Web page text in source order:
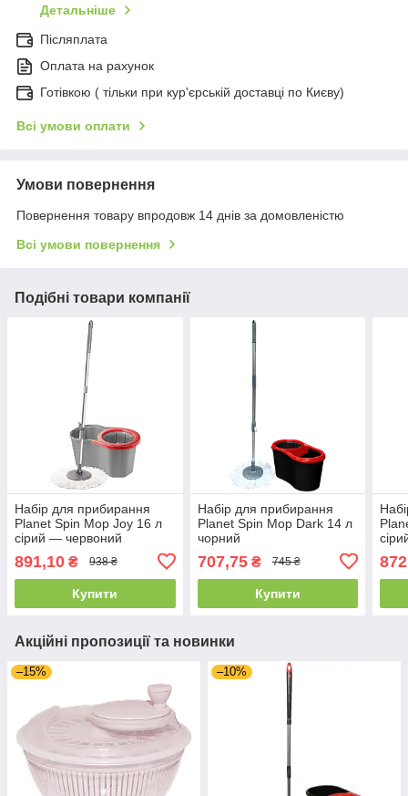
Детальніше
Післяплата
Оплата на рахунок
Готівкою ( тільки при кур'єрській доставці по Києву)
Всі умови оплати
Умови повернення
Повернення товару впродовж 14 днів за домовленістю
Всі умови повернення
Подібні товари компанії
Набір для прибирання
Planet Spin Mop Joy 16 л
сірий — червоний
891,10 ₴ 938 ₴
Купити
Набір для прибирання
Planet Spin Mop Dark 14 л
чорний
707,75₴ 745 ₴
Купити
Акційні пропозиції та новинки
–15% –10%